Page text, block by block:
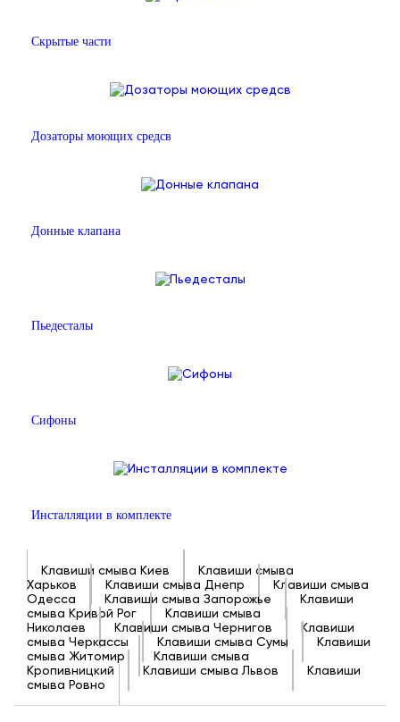
Скрытые части
Дозаторы моющих средсв
Донные клапана
Пьедесталы
Сифоны
Инсталляции в комплекте
Клавиши смыва Киев
Клавиши смыва
Харьков
Клавиши смыва Днепр
Клавиши смыва
Одесса
Клавиши смыва Запорожье
Клавиши
смыва Кривой Рог
Клавиши смыва
Николаев
Клавиши смыва Чернигов
Клавиши
смыва Черкассы
Клавиши смыва Сумы
Клавиши
смыва Житомир
Клавиши смыва
Кропивницкий
Клавиши смыва Львов
Клавиши
смыва Ровно